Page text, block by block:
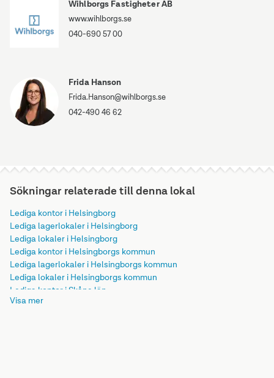
Wihlborgs Fastigheter AB
www.wihlborgs.se
040-690 57 00
Frida Hanson
Frida.Hanson@wihlborgs.se
042-490 46 62
Sökningar relaterade till denna lokal
Lediga kontor i Helsingborg
Lediga lagerlokaler i Helsingborg
Lediga lokaler i Helsingborg
Lediga kontor i Helsingborgs kommun
Lediga lagerlokaler i Helsingborgs kommun
Lediga lokaler i Helsingborgs kommun
Lediga kontor i Skåne län
Lediga lagerlokaler i Skåne län
Visa mer